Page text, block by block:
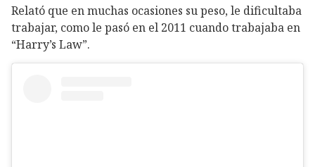
Relató que en muchas ocasiones su peso, le dificultaba
trabajar, como le pasó en el 2011 cuando trabajaba en
“Harry’s Law”.